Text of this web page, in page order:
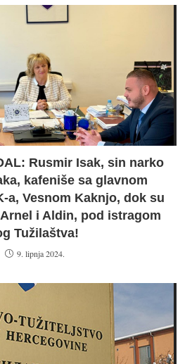
Rusmir Isak, sin narko
kafeniše sa glavnom
a, Vesnom Kaknjo, dok su
i Aldin, pod istragom
Tužilaštva!
9. lipnja 2024.